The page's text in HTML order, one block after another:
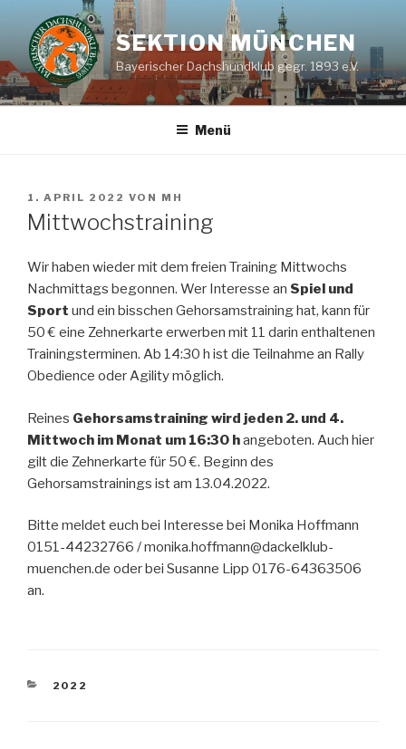
Inhalt
springen
SEKTION MÜNCHEN
Bayerischer Dachshundklub gegr. 1893 e.V.
Menü
VERÖFFENTLICHT
AM
1. APRIL 2022 VON MH
Mittwochstraining
Wir haben wieder mit dem freien Training Mittwochs
Nachmittags begonnen. Wer Interesse an Spiel und
Sport und ein bisschen Gehorsamstraining hat, kann für
50 € eine Zehnerkarte erwerben mit 11 darin enthaltenen
Trainingsterminen. Ab 14:30 h ist die Teilnahme an Rally
Obedience oder Agility möglich.
Reines Gehorsamstraining wird jeden 2. und 4.
Mittwoch im Monat um 16:30 hangeboten. Auch hier
gilt die Zehnerkarte für 50 €. Beginn des
Gehorsamstrainings ist am 13.04.2022.
Bitte meldet euch bei Interesse bei Monika Hoffmann
0151-44232766 / monika.hoffmann@dackelklub-
muenchen.de oder bei Susanne Lipp 0176-64363506
an.
KATEGORIEN
2022